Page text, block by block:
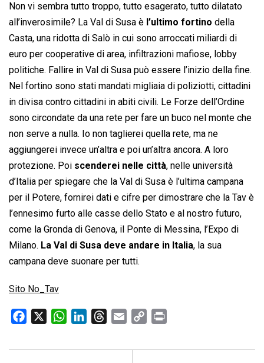
Non vi sembra tutto troppo, tutto esagerato, tutto dilatato
all’inverosimile? La Val di Susa è l’ultimo fortino della
Casta, una ridotta di Salò in cui sono arroccati miliardi di
euro per cooperative di area, infiltrazioni mafiose, lobby
politiche. Fallire in Val di Susa può essere l’inizio della fine.
Nel fortino sono stati mandati migliaia di poliziotti, cittadini
in divisa contro cittadini in abiti civili. Le Forze dell’Ordine
sono circondate da una rete per fare un buco nel monte che
non serve a nulla. Io non taglierei quella rete, ma ne
aggiungerei invece un’altra e poi un’altra ancora. A loro
protezione. Poi scenderei nelle città, nelle università
d’Italia per spiegare che la Val di Susa è l’ultima campana
per il Potere, fornirei dati e cifre per dimostrare che la Tav è
l’ennesimo furto alle casse dello Stato e al nostro futuro,
come la Gronda di Genova, il Ponte di Messina, l’Expo di
Milano. La Val di Susa deve andare in Italia, la sua
campana deve suonare per tutti.
Sito No_Tav
c
W
a
n
r
a
p
i